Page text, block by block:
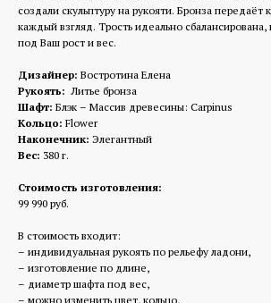
создали скульптуру на рукояти. Бронза передаёт
каждый взгляд. Трость идеально сбалансирована,
под Ваш рост и вес.
Дизайнер: Востротина Елена
Рукоять: Литье бронза
Шафт: Блэк – Массив древесины: Carpinus
Кольцо: Flower
Наконечник: Элегантный
Вес: 380 г.
Стоимость изготовления:
99 990 руб.
В стоимость входит:
– индивидуальная рукоять по рельефу ладони,
– изготовление по длине,
– диаметр шафта под вес,
– можно изменить цвет, кольцо,